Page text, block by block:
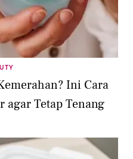
Ini Cara
agar Tetap Tenang